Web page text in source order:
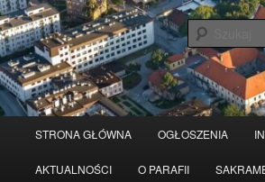
Przeskocz
do
tekstu
STRONA GŁÓWNA OGŁOSZENIA
AKTUALNOŚCI O PARAFII
Serwis wykorzystuje pliki Cookies Czytaj